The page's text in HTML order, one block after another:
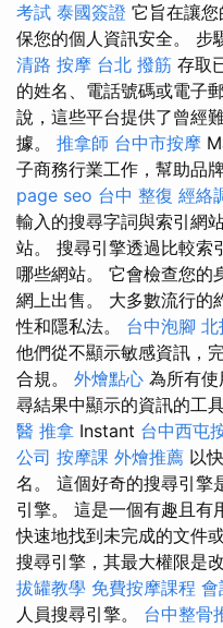
考試 泰國簽證 它旨在讓
保您的個人資訊安全。 步
清路 按摩 台北 撥筋 存取
的姓名、電話號碼或電子
說，這些平台提供了曾經
據。 推拿師 台中市按摩
子商務行業工作，幫助品
page seo 台中 整復 經絡
輸入的搜尋字詞與索引網
站。 搜尋引擎透過比較索
哪些網站。 它會檢查您的
網上出售。 大多數流行的
性和隱私法。 台中泡腳 北
他們從不顯示敏感資訊，
合規。 外燴點心 為所有
尋結果中顯示的資訊的工
醫 推拿 Instant 台中西屯
公司 按摩課 外燴推薦 以
名。 這個好奇的搜尋引擎
引擎。 這是一個有趣且有
快速地找到未完成的文件
搜尋引擎，其最大權限是
拔罐教學 免費按摩課程 會
人員搜尋引擎。 台中整骨